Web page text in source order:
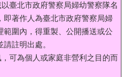
臺北市政府警察局婦幼警察隊名
即著作人為臺北市政府警察局婦
範圍內，得重製、公開播送或公
註明出處。
可為個人或家庭非營利之目的而